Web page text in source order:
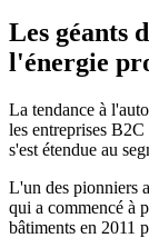
Les géants
l'énergie
La tendance à
les entreprises
s'est étendue au
L'un des pionniers
qui a commencé à
bâtiments en 2011